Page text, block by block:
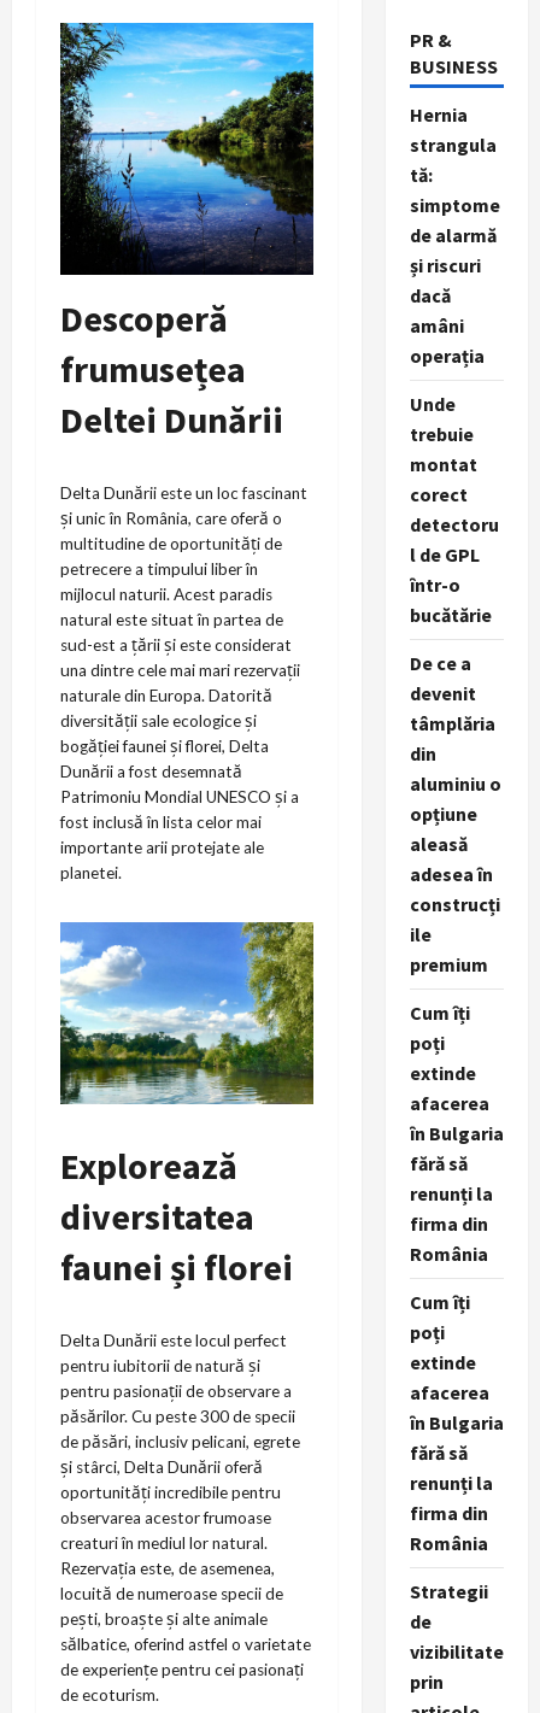
Descoperă
frumusețea
Deltei Dunării
Delta Dunării este un loc fascinant
și unic în România, care oferă o
multitudine de oportunități de
petrecere a timpului liber în
mijlocul naturii. Acest paradis
natural este situat în partea de
sud-est a țării și este considerat
una dintre cele mai mari rezervații
naturale din Europa. Datorită
diversității sale ecologice și
bogăției faunei și florei, Delta
Dunării a fost desemnată
Patrimoniu Mondial UNESCO și a
fost inclusă în lista celor mai
importante arii protejate ale
planetei.
Explorează
diversitatea
faunei și florei
Delta Dunării este locul perfect
pentru iubitorii de natură și
pentru pasionații de observare a
păsărilor. Cu peste 300 de specii
de păsări, inclusiv pelicani, egrete
și stârci, Delta Dunării oferă
oportunități incredibile pentru
observarea acestor frumoase
creaturi în mediul lor natural.
Rezervația este, de asemenea,
locuită de numeroase specii de
pești, broaște și alte animale
sălbatice, oferind astfel o varietate
de experiențe pentru cei pasionați
de ecoturism.
PR &
BUSINESS
Hernia
strangula
tă:
simptome
de alarmă
și riscuri
dacă
amâni
operația
Unde
trebuie
montat
corect
detectoru
l de GPL
într-o
bucătărie
De ce a
devenit
tâmplăria
din
aluminiu o
opțiune
aleasă
adesea în
construcți
ile
premium
Cum îți
poți
extinde
afacerea
în Bulgaria
fără să
renunți la
firma din
România
Cum îți
poți
extinde
afacerea
în Bulgaria
fără să
renunți la
firma din
România
Strategii
de
vizibilitate
prin